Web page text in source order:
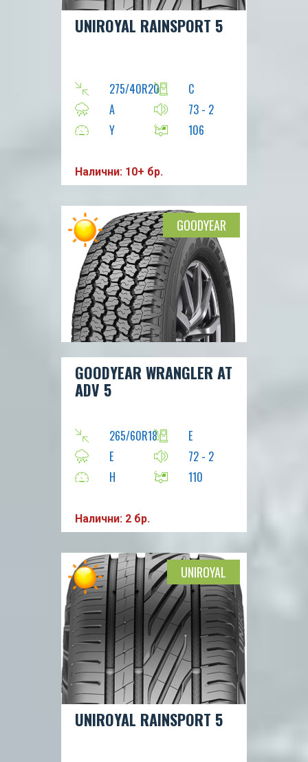
UNIROYAL RAINSPORT 5
275/40R20
C
A
73 - 2
Y
106
Налични: 10+ бр.
GOODYEAR WRANGLER AT
ADV 5
265/60R18
E
E
72 - 2
H
110
Налични: 2 бр.
GOODYEAR
UNIROYAL RAINSPORT 5
UNIROYAL